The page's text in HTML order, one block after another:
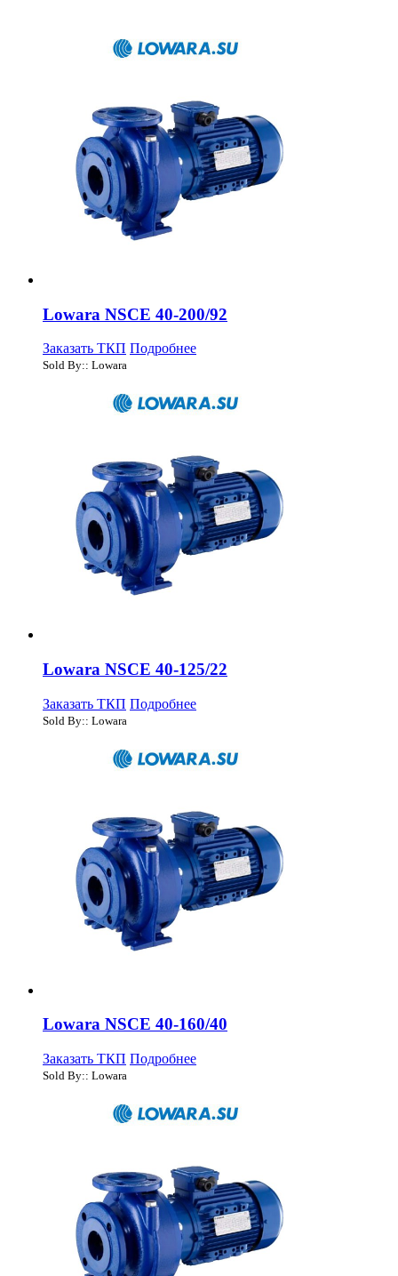
Lowara NSCE 40-200/92
Заказать ТКП Подробнее
Sold By:: Lowara
Lowara NSCE 40-125/22
Заказать ТКП Подробнее
Sold By:: Lowara
Lowara NSCE 40-160/40
Заказать ТКП Подробнее
Sold By:: Lowara